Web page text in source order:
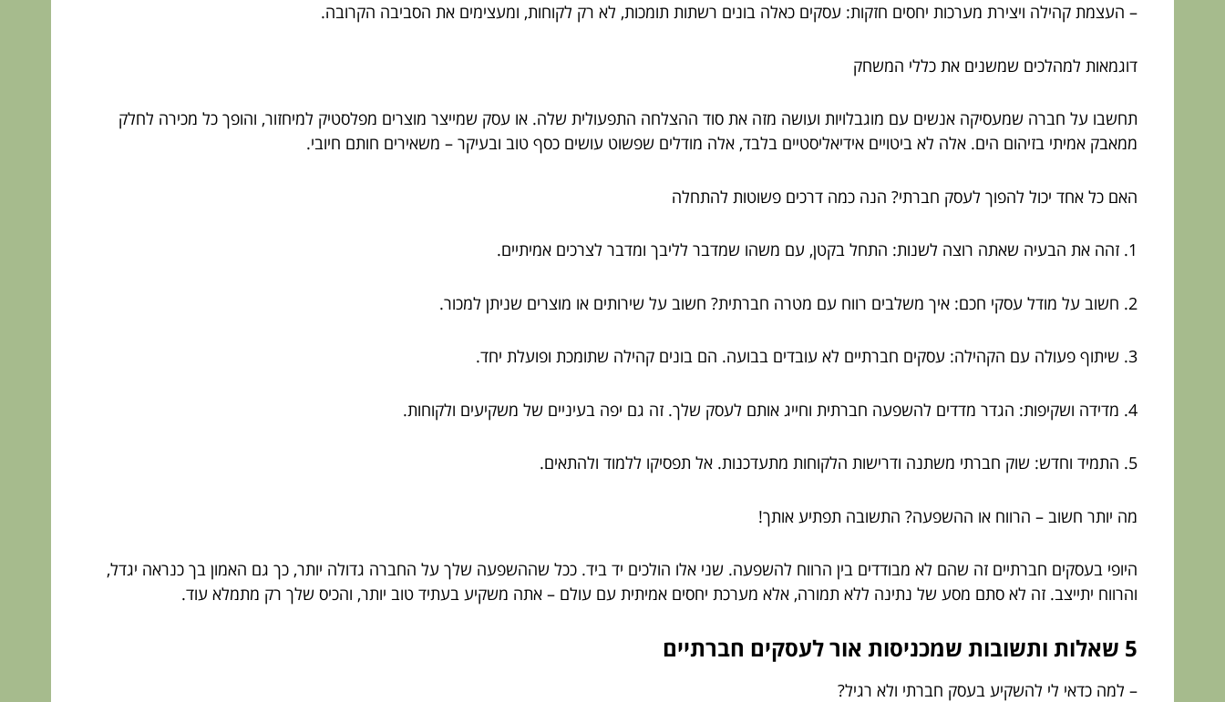
– העצמת קהילה ויצירת מערכות יחסים חזקות: עסקים כאלה בונים רשתות תומכות, לא רק לקוחות, ומעצימים את הסביבה הקרובה.
דוגמאות למהלכים שמשנים את כללי המשחק
תחשבו על חברה שמעסיקה אנשים עם מוגבלויות ועושה מזה את סוד ההצלחה התפעולית שלה. או עסק שמייצר מוצרים מפלסטיק למיחזור, והופך כל מכירה לחלק
ממאבק אמיתי בזיהום הים. אלה לא ביטויים אידיאליסטיים בלבד, אלה מודלים שפשוט עושים כסף טוב ובעיקר – משאירים חותם חיובי.
האם כל אחד יכול להפוך לעסק חברתי? הנה כמה דרכים פשוטות להתחלה
1. זהה את הבעיה שאתה רוצה לשנות: התחל בקטן, עם משהו שמדבר לליבך ומדבר לצרכים אמיתיים.
2. חשוב על מודל עסקי חכם: איך משלבים רווח עם מטרה חברתית? חשוב על שירותים או מוצרים שניתן למכור.
3. שיתוף פעולה עם הקהילה: עסקים חברתיים לא עובדים בבועה. הם בונים קהילה שתומכת ופועלת יחד.
4. מדידה ושקיפות: הגדר מדדים להשפעה חברתית וחייג אותם לעסק שלך. זה גם יפה בעיניים של משקיעים ולקוחות.
5. התמיד וחדש: שוק חברתי משתנה ודרישות הלקוחות מתעדכנות. אל תפסיקו ללמוד ולהתאים.
מה יותר חשוב – הרווח או ההשפעה? התשובה תפתיע אותך!
היופי בעסקים חברתיים זה שהם לא מבודדים בין הרווח להשפעה. שני אלו הולכים יד ביד. ככל שההשפעה שלך על החברה גדולה יותר, כך גם האמון בך כנראה יגדל,
והרווח יתייצב. זה לא סתם מסע של נתינה ללא תמורה, אלא מערכת יחסים אמיתית עם עולם – אתה משקיע בעתיד טוב יותר, והכיס שלך רק מתמלא עוד.
5 שאלות ותשובות שמכניסות אור לעסקים חברתיים
– למה כדאי לי להשקיע בעסק חברתי ולא רגיל?